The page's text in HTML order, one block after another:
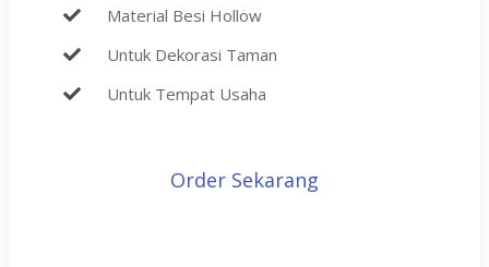
Material Besi Hollow
Untuk Dekorasi Taman
Untuk Tempat Usaha
Order Sekarang